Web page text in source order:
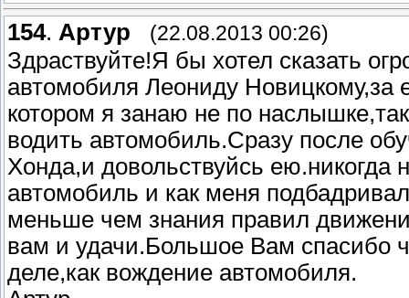
154. Артур (22.08.2013 00:26)
Здраствуйте!Я бы хотел сказать
автомобиля Леониду Новицкому,за
котором я занаю не по
водить автомобиль.Сразу после
Хонда,и довольствуйсь ею.никогда
автомобиль и как меня
меньше чем знания правил
вам и удачи.Большое Вам спасибо
деле,как вождение автомобиля.